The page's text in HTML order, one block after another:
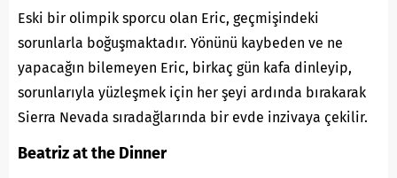
Eski bir olimpik sporcu olan Eric, geçmişindeki
sorunlarla boğuşmaktadır. Yönünü kaybeden ve ne
yapacağın bilemeyen Eric, birkaç gün kafa dinleyip,
sorunlarıyla yüzleşmek için her şeyi ardında bırakarak
Sierra Nevada sıradağlarında bir evde inzivaya çekilir.
Beatriz at the Dinner